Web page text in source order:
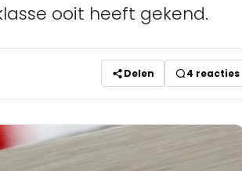
ooit heeft gekend.
Delen 4 reacties